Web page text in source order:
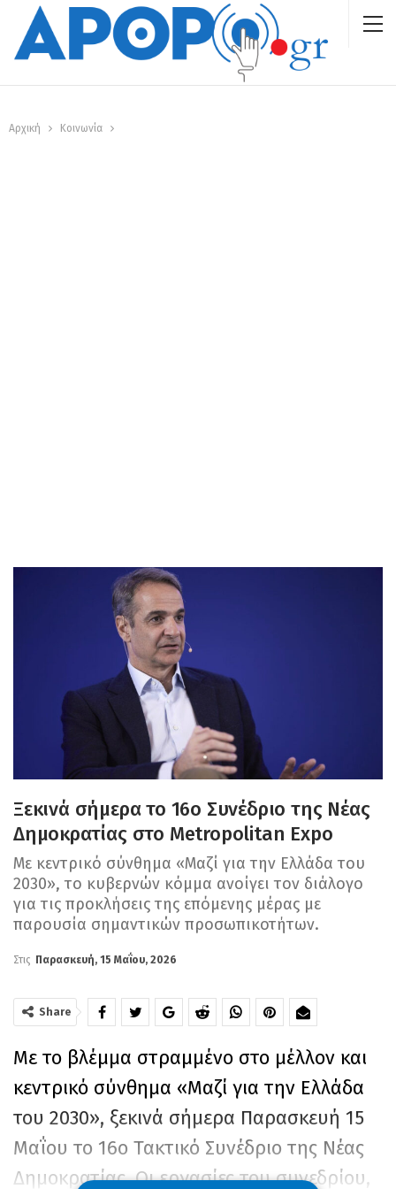
Αρχική Κοινωνία
Ξεκινά σήμερα το 16ο Συνέδριο της Νέας
Δημοκρατίας στο Metropolitan Expo
Με κεντρικό σύνθημα «Μαζί για την Ελλάδα του
2030», το κυβερνών κόμμα ανοίγει τον διάλογο
για τις προκλήσεις της επόμενης μέρας με
παρουσία σημαντικών προσωπικοτήτων.
Στις Παρασκευή, 15 Μαΐου, 2026
Share
Με το βλέμμα στραμμένο στο μέλλον και
κεντρικό σύνθημα «Μαζί για την Ελλάδα
του 2030», ξεκινά σήμερα Παρασκευή 15
Μαΐου το 16ο Τακτικό Συνέδριο της Νέας
Δημοκρατίας. Οι εργασίες του συνεδρίου,